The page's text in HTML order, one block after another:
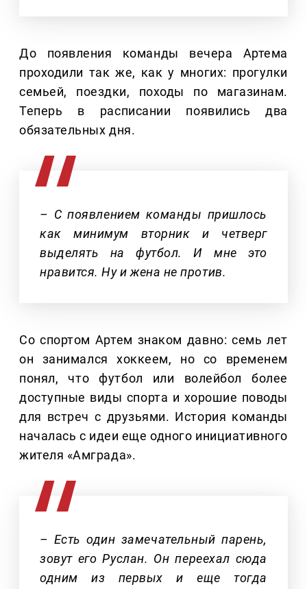
До появления команды вечера Артема
проходили так же, как у многих: прогулки
семьей, поездки, походы по магазинам.
Теперь в расписании появились два
обязательных дня.
– С появлением команды пришлось
как минимум вторник и четверг
выделять на футбол. И мне это
нравится. Ну и жена не против.
Со спортом Артем знаком давно: семь лет
он занимался хоккеем, но со временем
понял, что футбол или волейбол более
доступные виды спорта и хорошие поводы
для встреч с друзьями. История команды
началась с идеи еще одного инициативного
жителя «Амграда».
– Есть один замечательный парень,
зовут его Руслан. Он переехал сюда
одним из первых и еще тогда